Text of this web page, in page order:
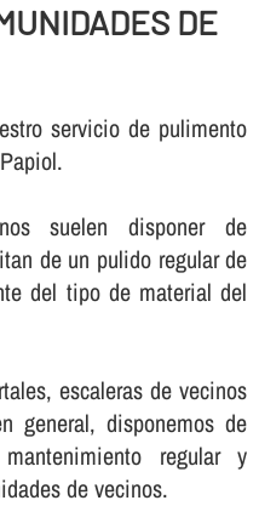
DE
servicio de pulimento
suelen disponer de
de un pulido regular de
del tipo de material del
escaleras de vecinos
general, disponemos de
regular y
de vecinos.